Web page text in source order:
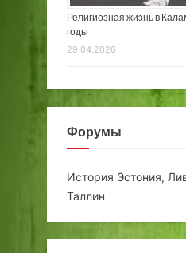
Религиозная жизнь в
годы
29.04.2026
Форумы
История Эстония,
Таллин